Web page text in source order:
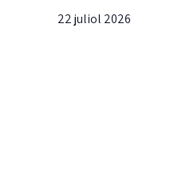
22 juliol 2026